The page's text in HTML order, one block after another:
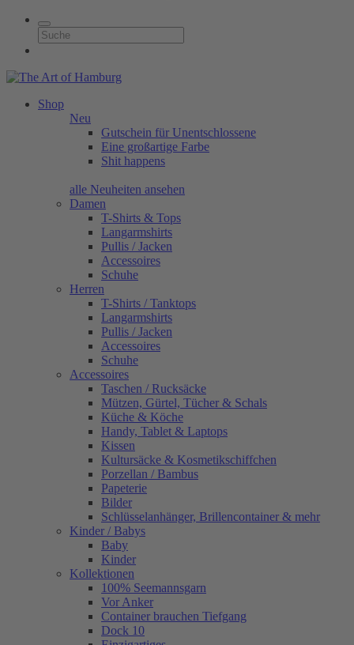
Shop
Neu
Gutschein für Unentschlossene
Eine großartige Farbe
Shit happens
alle Neuheiten ansehen
Damen
T-Shirts & Tops
Langarmshirts
Pullis / Jacken
Accessoires
Schuhe
Herren
T-Shirts / Tanktops
Langarmshirts
Pullis / Jacken
Accessoires
Schuhe
Accessoires
Taschen / Rucksäcke
Mützen, Gürtel, Tücher & Schals
Küche & Köche
Handy, Tablet & Laptops
Kissen
Kultursäcke & Kosmetikschiffchen
Porzellan / Bambus
Papeterie
Bilder
Schlüsselanhänger, Brillencontainer & mehr
Kinder / Babys
Baby
Kinder
Kollektionen
100% Seemannsgarn
Vor Anker
Container brauchen Tiefgang
Dock 10